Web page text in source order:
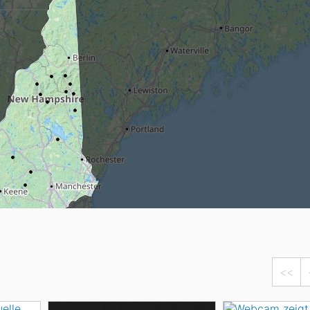
<<
Russland Südkorea Türkei
Aserbaidschan Vereinigte Arabische Emirate
Head Dynastar Salomon
Stöckli Kästle
Indigo